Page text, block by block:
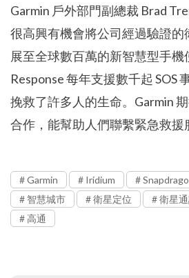
Garmin 戶外部門副總裁 Brad
很高興有機會將公司經過驗證
展至全球數百萬的新智慧型手機
Response 每年支援數千起 SOS
挽救了許多人的生命。Garmin
合作，能幫助人們聯繫緊急救援
Garmin Iridium
智慧城市
衛星定位 衛星
高通